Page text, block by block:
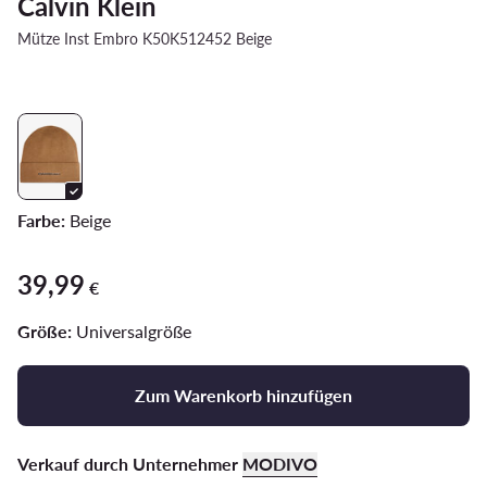
Mütze Inst Embro K50K512452 Beige
Farbe: Beige
39,99 €
39,99 €
Größe: Universalgröße
Zum Warenkorb hinzufügen
Verkauf durch Unternehmer MODIVO